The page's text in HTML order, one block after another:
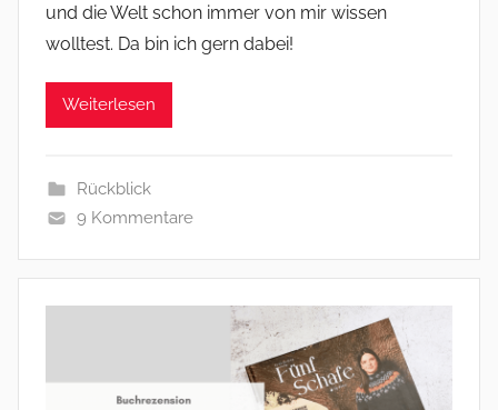
und die Welt schon immer von mir wissen
wolltest. Da bin ich gern dabei!
Weiterlesen
Rückblick
9 Kommentare